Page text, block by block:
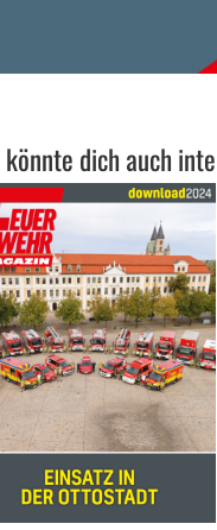
könnte dich auch